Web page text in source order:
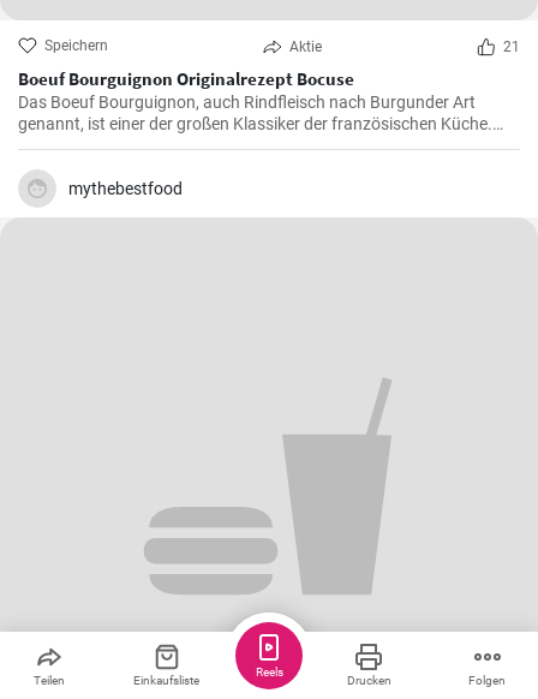
Speichern Aktie 21
Boeuf Bourguignon Originalrezept Bocuse
Das Boeuf Bourguignon, auch Rindfleisch nach Burgunder Art
genannt, ist einer der großen Klassiker der französischen Küche.
Das Rezept stammt aus dem Burgund, der Heimat des berühmten
gleichnamigen Rotweins, wo das Rindfleisch langsam gegart wird.
mythebestfood
Teilen Einkaufsliste Drucken Folgen
Reels